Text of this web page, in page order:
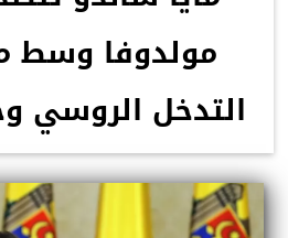
مولدوفا وسط
التدخل الروسي